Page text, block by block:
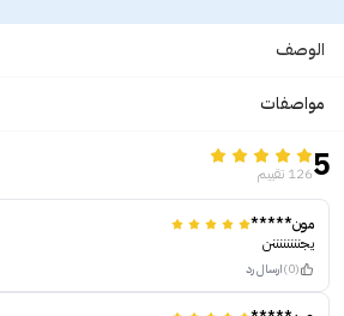
الوصف
مواصفات
5126 تقييم
مون*****
يجننننننننن
(0) ارسال رد